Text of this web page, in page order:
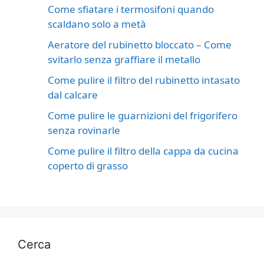
Come sfiatare i termosifoni quando
scaldano solo a metà
Aeratore del rubinetto bloccato – Come
svitarlo senza graffiare il metallo
Come pulire il filtro del rubinetto intasato
dal calcare
Come pulire le guarnizioni del frigorifero
senza rovinarle
Come pulire il filtro della cappa da cucina
coperto di grasso
Cerca